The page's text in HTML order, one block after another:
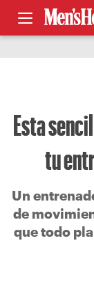
Esta
tu
Un
de
que todo